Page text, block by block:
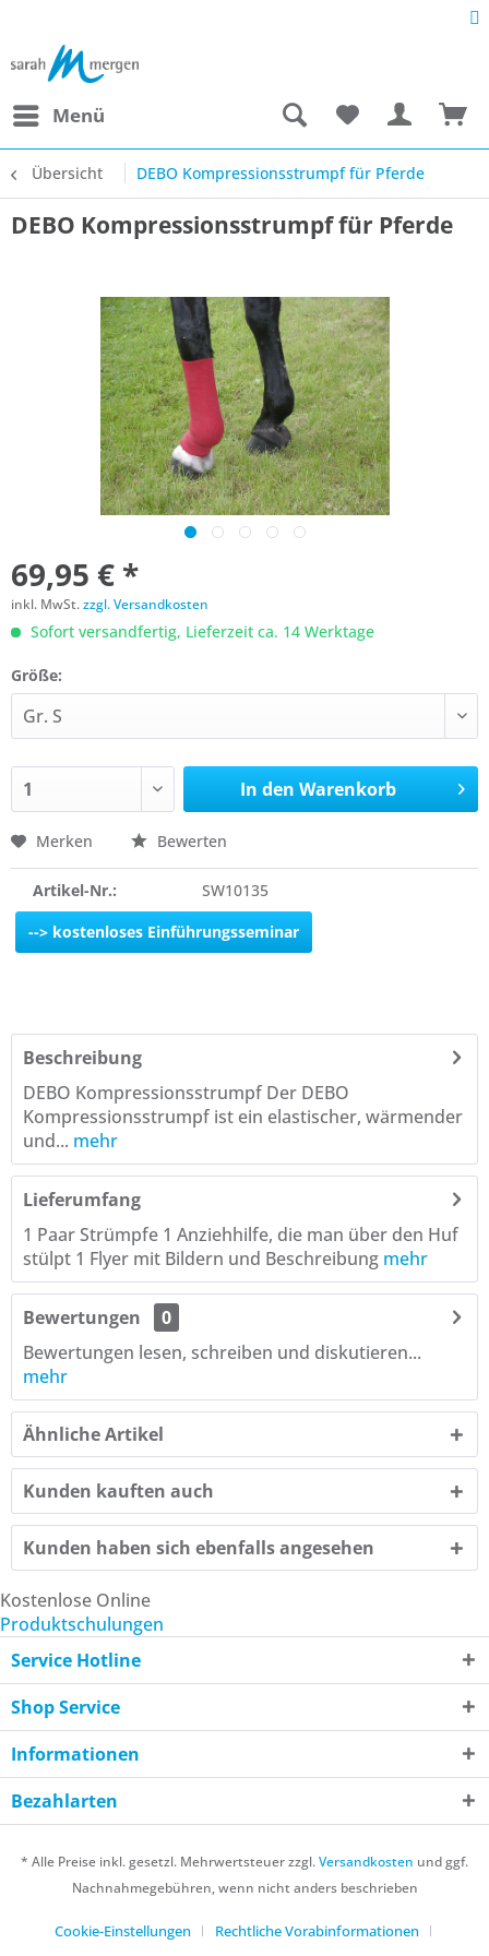
Menü
Übersicht DEBO Kompressionsstrumpf für Pferde
DEBO Kompressionsstrumpf für Pferde
69,95 € *
inkl. MwSt.zzgl. Versandkosten
Sofort versandfertig, Lieferzeit ca. 14 Werktage
Größe:
In den Warenkorb
Merken Bewerten
Artikel-Nr.:
SW10135
--> kostenloses Einführungsseminar
Beschreibung
DEBO Kompressionsstrumpf Der DEBO
Kompressionsstrumpf ist ein elastischer, wärmender
und... mehr
Lieferumfang
1 Paar Strümpfe 1 Anziehhilfe, die man über den Huf
stülpt 1 Flyer mit Bildern und Beschreibung mehr
Bewertungen
0
Bewertungen lesen, schreiben und diskutieren...
mehr
Ähnliche Artikel
Kunden kauften auch
Kunden haben sich ebenfalls angesehen
Kostenlose Online
Produktschulungen
Service Hotline
Shop Service
Informationen
Bezahlarten
* Alle Preise inkl. gesetzl. Mehrwertsteuer zzgl.Versandkosten und ggf.
Nachnahmegebühren, wenn nicht anders beschrieben
Cookie-Einstellungen Rechtliche Vorabinformationen